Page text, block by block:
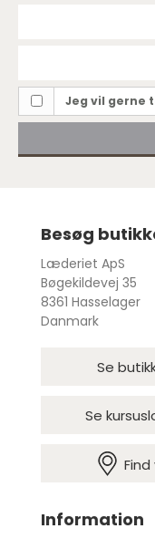
Jeg vil gerne
Besøg
Læderiet ApS
Bøgekildevej 35
8361 Hasselager
Danmark
Se
Se
Find
Information